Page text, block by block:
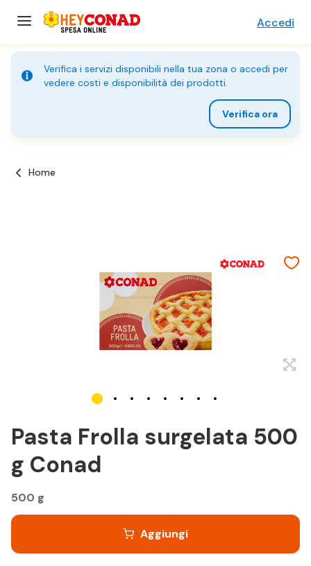
Accedi
Verifica i servizi disponibili nella tua zona o accedi per
vedere costi e disponibilità dei prodotti.
Verifica ora
Home
Pasta Frolla surgelata 500
g Conad
500 g
Aggiungi